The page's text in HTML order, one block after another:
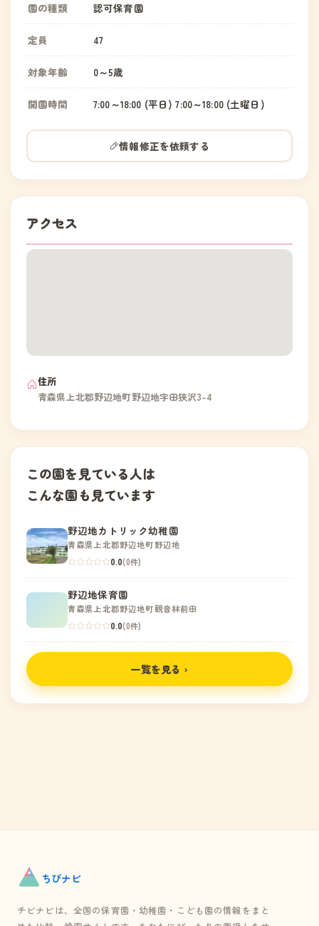
園の種類 認可保育園
定員 47
対象年齢 0～5歳
開園時間 7:00～18:00 (平日) 7:00～18:00 (土曜日)
情報修正を依頼する
アクセス
住所
青森県上北郡野辺地町野辺地字田狭沢3-4
この園を見ている人は
こんな園も見ています
野辺地カトリック幼稚園
青森県上北郡野辺地町野辺地
0.0(0件)
野辺地保育園
青森県上北郡野辺地町観音林前田
0.0(0件)
一覧を見る ›
ちびナビ
チビナビは、全国の保育園・幼稚園・こども園の情報をまと